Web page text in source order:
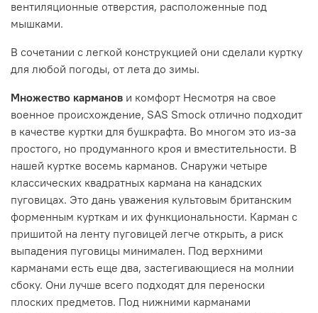
вентиляционные отверстия, расположенные под
мышками.
В сочетании с легкой конструкцией они сделали куртку
для любой погоды, от лета до зимы.
Множество карманов и комфорт Несмотря на свое
военное происхождение, SAS Smock отлично подходит
в качестве куртки для бушкрафта. Во многом это из-за
простого, но продуманного кроя и вместительности. В
нашей куртке восемь карманов. Снаружи четыре
классических квадратных кармана на канадских
пуговицах. Это дань уважения культовым британским
форменным курткам и их функциональности. Карман с
пришитой на ленту пуговицей легче открыть, а риск
выпадения пуговицы минимален. Под верхними
карманами есть еще два, застегивающиеся на молнии
сбоку. Они лучше всего подходят для переноски
плоских предметов. Под нижними карманами